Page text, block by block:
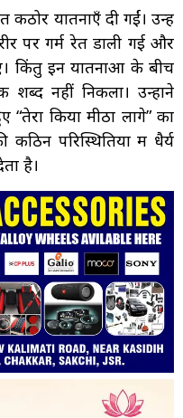
यातनाएँ दी गईं। उन्हें
पर गर्म रेत डाली गई और
किंतु इन यातनाओं के बीच
नहीं निकला। उन्होंने
“तेरा किया मीठा लागे” का
परिस्थितियों में धैर्य
है।